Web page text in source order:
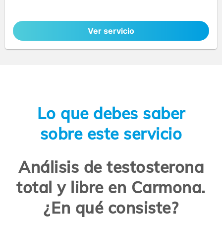
Ver servicio
Lo que debes saber
sobre este servicio
Análisis de testosterona
total y libre en Carmona.
¿En qué consiste?